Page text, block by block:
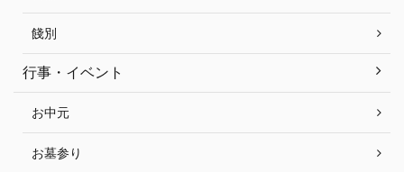
餞別
行事・イベント
お中元
お墓参り